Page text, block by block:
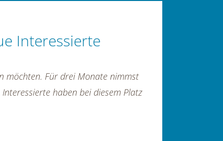
Interessierte
möchten. Für drei Monate nimmst
haben bei diesem Platz